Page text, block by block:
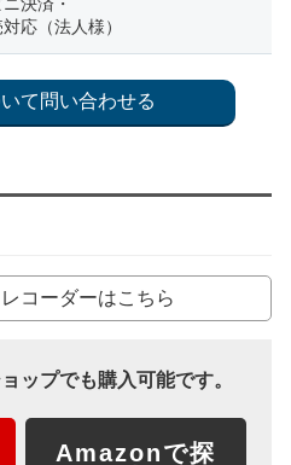
応（法人様）
コーダーはこちら
ップでも購入可能です。
Amazonで探